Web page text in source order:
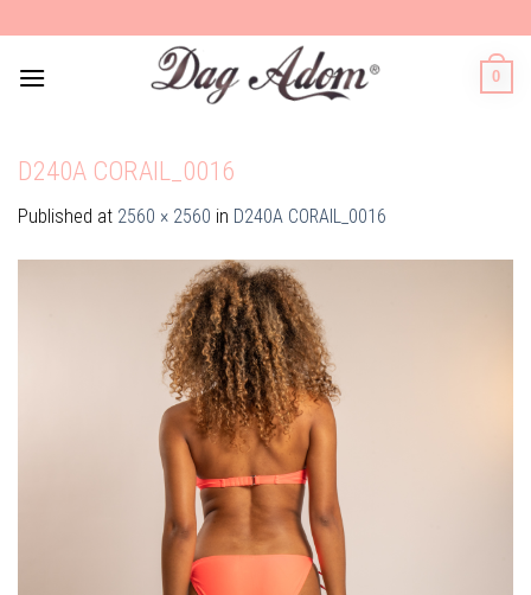
to
content
0
D240A CORAIL_0016
Published at 2560 × 2560 in D240A CORAIL_0016